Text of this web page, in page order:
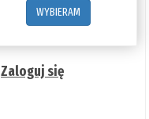
WYBIERAM
Zaloguj się